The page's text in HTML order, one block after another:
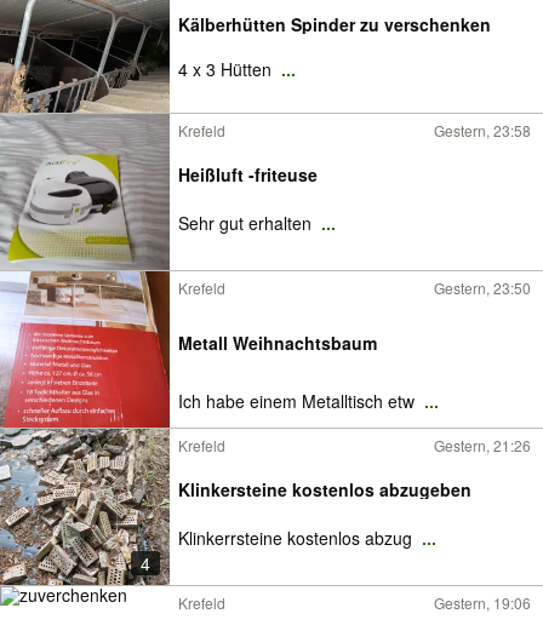
Kälberhütten Spinder zu verschenken
4 x 3 Hütten ...
Krefeld Gestern, 23:58
Heißluft -friteuse
Sehr gut erhalten ...
Krefeld Gestern, 23:50
Metall Weihnachtsbaum
Ich habe einem Metalltisch etw ...
4
Krefeld Gestern, 21:26
Klinkersteine kostenlos abzugeben
Klinkerrsteine kostenlos abzug ...
Krefeld Gestern, 19:06